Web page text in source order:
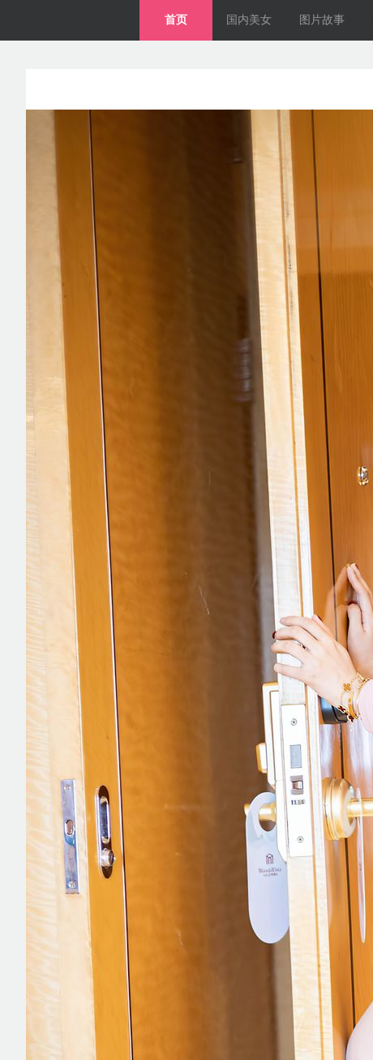
首页 国内美女 图片故事